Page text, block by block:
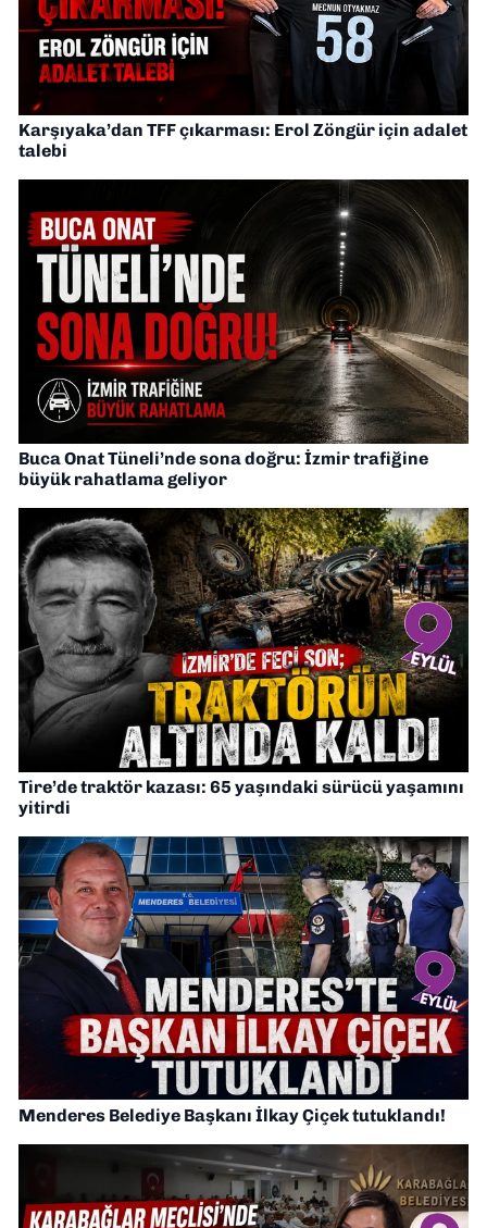
Karşıyaka’dan TFF çıkarması: Erol Zöngür için adalet
talebi
Buca Onat Tüneli’nde sona doğru: İzmir trafiğine
büyük rahatlama geliyor
Tire’de traktör kazası: 65 yaşındaki sürücü yaşamını
yitirdi
Menderes Belediye Başkanı İlkay Çiçek tutuklandı!